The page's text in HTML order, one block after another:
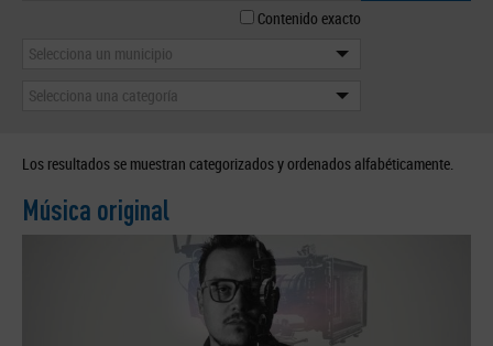
Contenido exacto
Selecciona un municipio
Selecciona una categoría
Los resultados se muestran categorizados y ordenados alfabéticamente.
Música original